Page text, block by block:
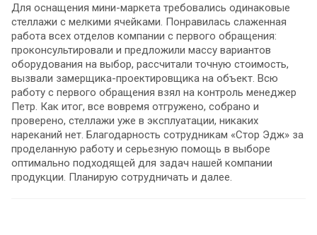
Для оснащения мини-маркета требовались одинаковые
стеллажи с мелкими ячейками. Понравилась слаженная
работа всех отделов компании с первого обращения:
проконсультировали и предложили массу вариантов
оборудования на выбор, рассчитали точную стоимость,
вызвали замерщика-проектировщика на объект. Всю
работу с первого обращения взял на контроль менеджер
Петр. Как итог, все вовремя отгружено, собрано и
проверено, стеллажи уже в эксплуатации, никаких
нареканий нет. Благодарность сотрудникам «Стор Эдж» за
проделанную работу и серьезную помощь в выборе
оптимально подходящей для задач нашей компании
продукции. Планирую сотрудничать и далее.